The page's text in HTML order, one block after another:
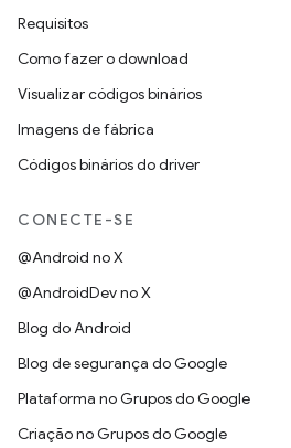
Requisitos
Como fazer o download
Visualizar códigos binários
Imagens de fábrica
Códigos binários do driver
CONECTE-SE
@Android no X
@AndroidDev no X
Blog do Android
Blog de segurança do Google
Plataforma no Grupos do Google
Criação no Grupos do Google